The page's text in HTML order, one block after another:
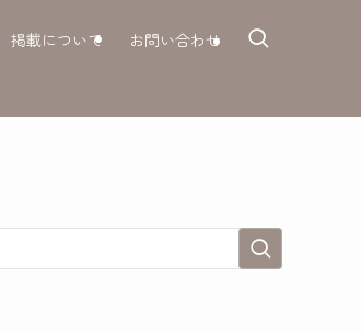
掲載について お問い合わせ